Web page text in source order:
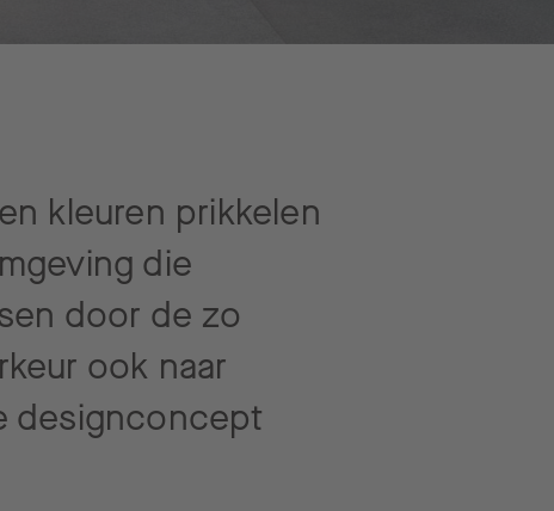
kleuren prikkelen
die
door de zo
ook naar
designconcept